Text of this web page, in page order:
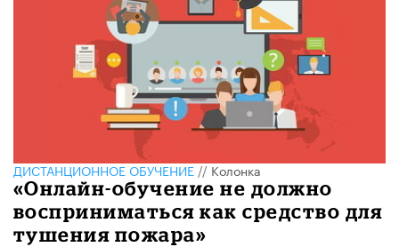
ДИСТАНЦИОННОЕ ОБУЧЕНИЕ//Колонка
«Онлайн-обучение не должно
восприниматься как средство для
тушения пожара»